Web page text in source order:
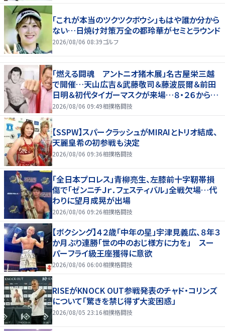
「これが本当のツクツクボウシ」もはや誰か分から
ない…日焼け対策万全の都玲華がセミとラウンド
2026/08/06 08:39ゴルフ
「燃える闘魂 アントニオ猪木展」名古屋栄三越
で開催…天山広吉＆武藤敬司＆藤波辰爾＆前田
日明＆初代タイガーマスクが来場…８・２６から９・
７まで
2026/08/06 09:49相撲格闘技
【SSPW】スパークラッシュがMIRAIとトリオ結成、
天麗皇希の初参戦も決定
2026/08/06 09:36相撲格闘技
「全日本プロレス」青柳亮生、左膝前十字靭帯損
傷で「ゼンニチＪｒ．フェスティバル」全戦欠場…代
わりに望月成晃が出場
2026/08/06 09:26相撲格闘技
【ボクシング】４２歳「中年の星」宇津見義広、８年３
か月ぶり連勝「世の中のおじ様方に力を」 スー
パーフライ級王座獲得に意欲
2026/08/06 06:00相撲格闘技
RISEがKNOCK OUT参戦発表のチャド・コリンズ
について「驚きを禁じ得ず大変困惑」
2026/08/05 23:16相撲格闘技